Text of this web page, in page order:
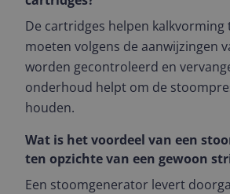
De cartridges helpen kalkvorming
moeten volgens de aanwijzingen
worden gecontroleerd en
onderhoud helpt om de
houden.
Wat is het voordeel van een
ten opzichte van een gewoon
Een stoomgenerator levert